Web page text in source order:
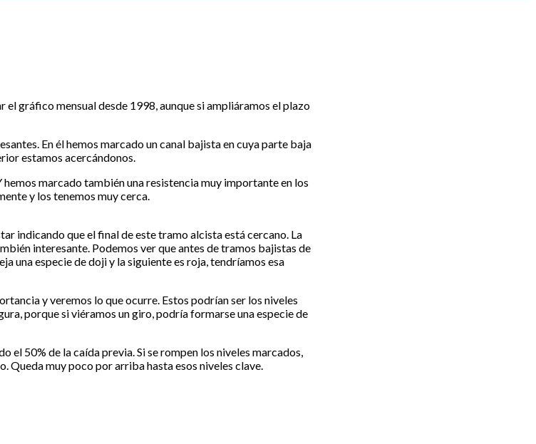
gráfico mensual desde 1998, aunque si ampliáramos el plazo
En él hemos marcado un canal bajista en cuya parte baja
estamos acercándonos.
marcado también una resistencia muy importante en los
y los tenemos muy cerca.
indicando que el final de este tramo alcista está cercano. La
interesante. Podemos ver que antes de tramos bajistas de
una especie de doji y la siguiente es roja, tendríamos esa
y veremos lo que ocurre. Estos podrían ser los niveles
porque si viéramos un giro, podría formarse una especie de
el 50% de la caída previa. Si se rompen los niveles marcados,
Queda muy poco por arriba hasta esos niveles clave.